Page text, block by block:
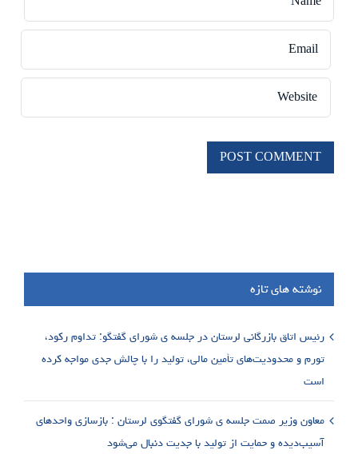
نوشته های تازه
رئیس اتاق بازرگانی لرستان در جلسه ی شورای گفتگو: تداوم رکود،
تورم و محدودیت‌های تأمین مالی، تولید را با چالش جدی مواجه کرده
است
معاون وزیر صمت جلسه ی شورای گفتگوی لرستان : بازسازی واحدهای
آسیب‌دیده و حمایت از تولید با جدیت دنبال می‌شود